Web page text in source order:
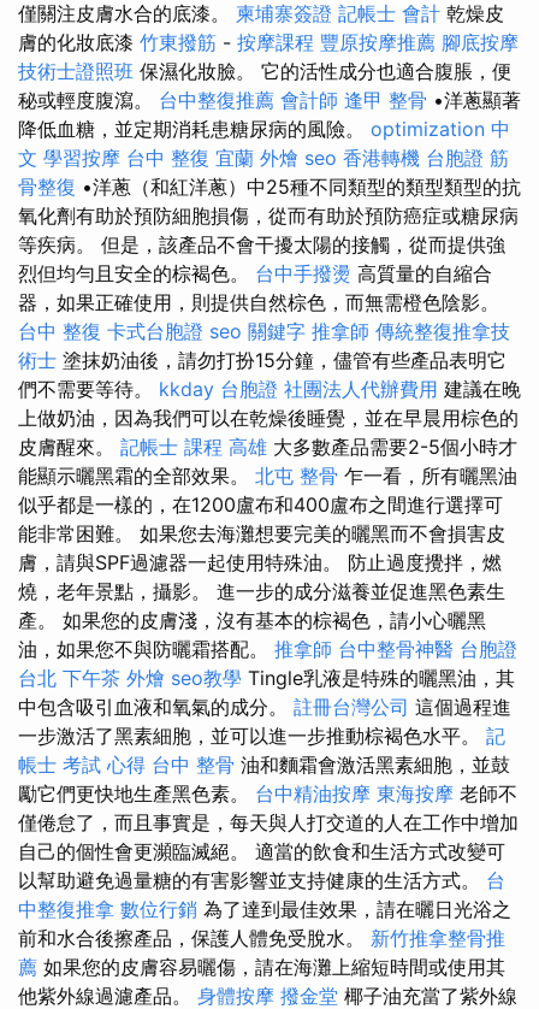
僅關注皮膚水合的底漆。 柬埔寨簽證 記帳士 會計 乾燥皮
膚的化妝底漆 竹東撥筋 - 按摩課程 豐原按摩推薦 腳底按摩
技術士證照班 保濕化妝臉。 它的活性成分也適合腹脹，便
秘或輕度腹瀉。 台中整復推薦 會計師 逢甲 整骨 •洋蔥顯著
降低血糖，並定期消耗患糖尿病的風險。 optimization 中
文 學習按摩 台中 整復 宜蘭 外燴 seo 香港轉機 台胞證 筋
骨整復 •洋蔥（和紅洋蔥）中25種不同類型的類型類型的抗
氧化劑有助於預防細胞損傷，從而有助於預防癌症或糖尿病
等疾病。 但是，該產品不會干擾太陽的接觸，從而提供強
烈但均勻且安全的棕褐色。 台中手撥燙 高質量的自縮合
器，如果正確使用，則提供自然棕色，而無需橙色陰影。
台中 整復 卡式台胞證 seo 關鍵字 推拿師 傳統整復推拿技
術士 塗抹奶油後，請勿打扮15分鐘，儘管有些產品表明它
們不需要等待。 kkday 台胞證 社團法人代辦費用 建議在晚
上做奶油，因為我們可以在乾燥後睡覺，並在早晨用棕色的
皮膚醒來。 記帳士 課程 高雄 大多數產品需要2-5個小時才
能顯示曬黑霜的全部效果。 北屯 整骨 乍一看，所有曬黑油
似乎都是一樣的，在1200盧布和400盧布之間進行選擇可
能非常困難。 如果您去海灘想要完美的曬黑而不會損害皮
膚，請與SPF過濾器一起使用特殊油。 防止過度攪拌，燃
燒，老年景點，攝影。 進一步的成分滋養並促進黑色素生
產。 如果您的皮膚淺，沒有基本的棕褐色，請小心曬黑
油，如果您不與防曬霜搭配。 推拿師 台中整骨神醫 台胞證
台北 下午茶 外燴 seo教學 Tingle乳液是特殊的曬黑油，其
中包含吸引血液和氧氣的成分。 註冊台灣公司 這個過程進
一步激活了黑素細胞，並可以進一步推動棕褐色水平。 記
帳士 考試 心得 台中 整骨 油和麵霜會激活黑素細胞，並鼓
勵它們更快地生產黑色素。 台中精油按摩 東海按摩 老師不
僅倦怠了，而且事實是，每天與人打交道的人在工作中增加
自己的個性會更瀕臨滅絕。 適當的飲食和生活方式改變可
以幫助避免過量糖的有害影響並支持健康的生活方式。 台
中整復推拿 數位行銷 為了達到最佳效果，請在曬日光浴之
前和水合後擦產品，保護人體免受脫水。 新竹推拿整骨推
薦 如果您的皮膚容易曬傷，請在海灘上縮短時間或使用其
他紫外線過濾產品。 身體按摩 撥金堂 椰子油充當了紫外線